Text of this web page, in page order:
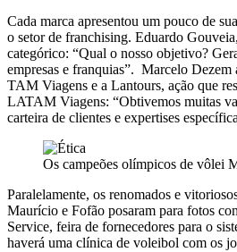
Cada marca apresentou um pouco de
o setor de franchising. Eduardo
categórico: “Qual o nosso objetivo?
empresas e franquias”. Marcelo Dezem
TAM Viagens e a Lantours, ação que
LATAM Viagens: “Obtivemos muitas
carteira de clientes e expertises
Os campeões olímpicos de vôlei
Paralelamente, os renomados e
Maurício e Fofão posaram para fotos
Service, feira de fornecedores para o
haverá uma clínica de voleibol com os